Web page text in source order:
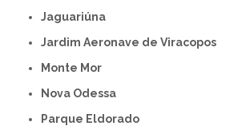
Jaguariúna
Jardim Aeronave de Viracopos
Monte Mor
Nova Odessa
Parque Eldorado